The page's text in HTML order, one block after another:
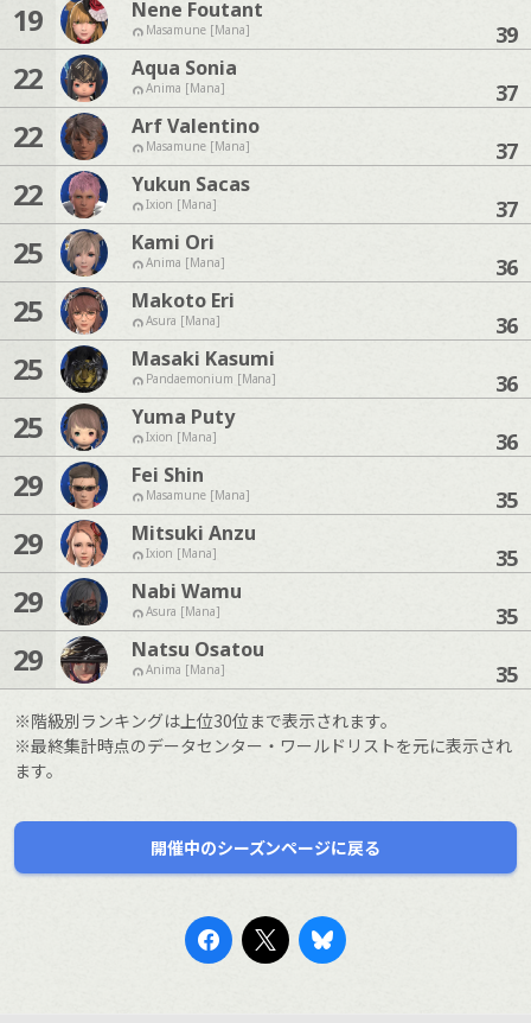
19 Nene Foutant
Masamune [Mana] 39
22 Aqua Sonia
Anima [Mana] 37
22 Arf Valentino
Masamune [Mana] 37
22 Yukun Sacas
Ixion [Mana] 37
25 Kami Ori
Anima [Mana] 36
25 Makoto Eri
Asura [Mana] 36
25 Masaki Kasumi
Pandaemonium [Mana] 36
25 Yuma Puty
Ixion [Mana] 36
29 Fei Shin
Masamune [Mana] 35
29 Mitsuki Anzu
Ixion [Mana] 35
29 Nabi Wamu
Asura [Mana] 35
29 Natsu Osatou
Anima [Mana] 35
※階級別ランキングは上位30位まで表示されます。
※最終集計時点のデータセンター・ワールドリストを元に表示され
ます。
開催中のシーズンページに戻る